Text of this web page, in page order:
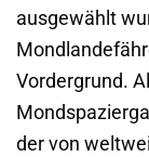
ausgewählt
Vordergrund.
der von